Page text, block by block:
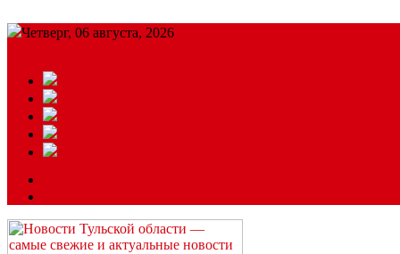
Четверг, 06 августа, 2026